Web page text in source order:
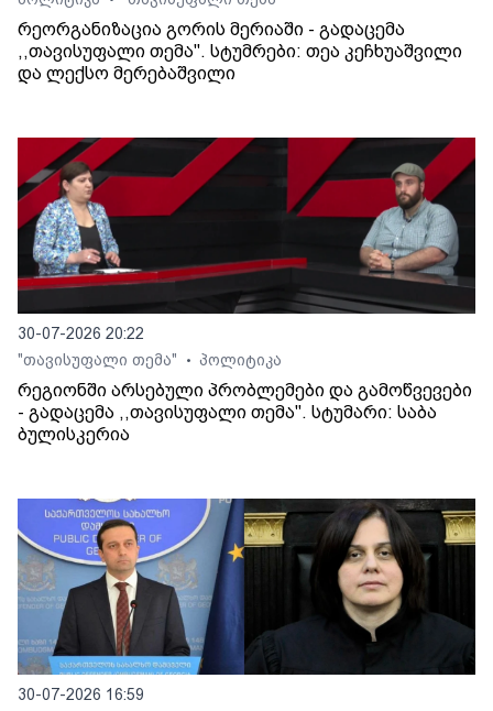
რეორგანიზაცია გორის მერიაში - გადაცემა
,,თავისუფალი თემა". სტუმრები: თეა კეჩხუაშვილი
და ლექსო მერებაშვილი
30-07-2026 20:22
"თავისუფალი თემა"
• პოლიტიკა
რეგიონში არსებული პრობლემები და გამოწვევები
- გადაცემა ,,თავისუფალი თემა". სტუმარი: საბა
ბულისკერია
30-07-2026 16:59